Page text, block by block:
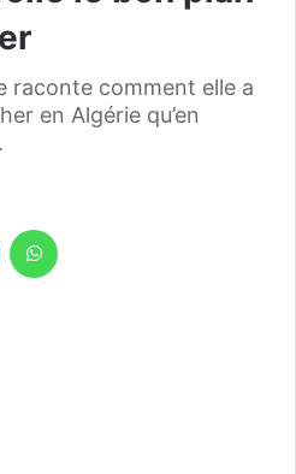
raconte comment elle a
en Algérie qu’en